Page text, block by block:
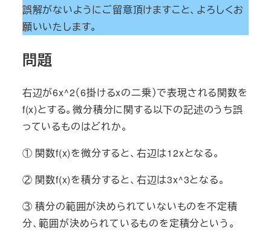
誤解がないようにご留意頂けますこと、よろしくお
願いいたします。
問題
右辺が6x^2（6掛けるxの二乗）で表現される関数を
f(x)とする。微分積分に関する以下の記述のうち誤
っているものはどれか。
① 関数f(x)を微分すると、右辺は12xとなる。
② 関数f(x)を積分すると、右辺は3x^3となる。
③ 積分の範囲が決められていないものを不定積
分、範囲が決められているものを定積分という。